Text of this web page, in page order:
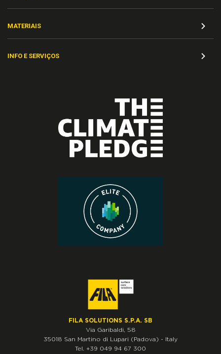
MATERIAIS
INFO E SERVIÇOS
FILA SOLUTIONS S.P.A. SB
Via Garibaldi, 58
35018 San Martino di Lupari (Padova) - Italy
Tel. +39 049 94 67 300